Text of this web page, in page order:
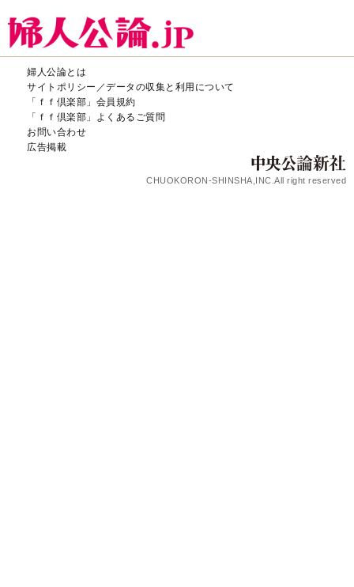
婦人公論とは
サイトポリシー／データの収集と利用について
「ｆｆ倶楽部」会員規約
「ｆｆ倶楽部」よくあるご質問
お問い合わせ
広告掲載
CHUOKORON-SHINSHA,INC.All right reserved